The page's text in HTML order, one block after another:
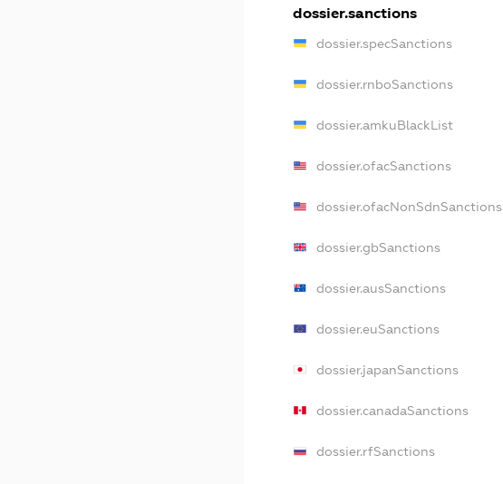
dossier.sanctions
dossier.specSanctions
dossier.rnboSanctions
dossier.amkuBlackList
dossier.ofacSanctions
dossier.ofacNonSdnSanctions
dossier.gbSanctions
dossier.ausSanctions
dossier.euSanctions
dossier.japanSanctions
dossier.canadaSanctions
dossier.rfSanctions